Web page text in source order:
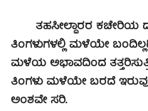
ತಹಸೀಲ್ದಾರರ ಕಚೇರಿಯ
ತಿಂಗಳುಗಳಲ್ಲಿ ಮಳೆಯೇ
ಮಳೆಯ ಅಭಾವದಿಂದ
ತಿಂಗಳು ಮಳೆಯೇ ಬರದೆ
ಅಂಶವೇ ಸರಿ.